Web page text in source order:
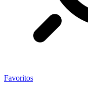
Favoritos